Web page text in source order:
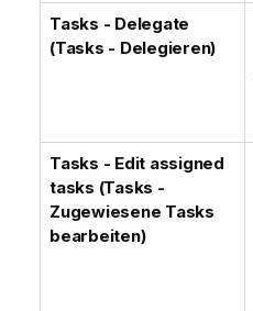
Tasks - Delegate
(Tasks - Delegieren)
Tasks - Edit assigned
tasks (Tasks -
Zugewiesene Tasks
bearbeiten)